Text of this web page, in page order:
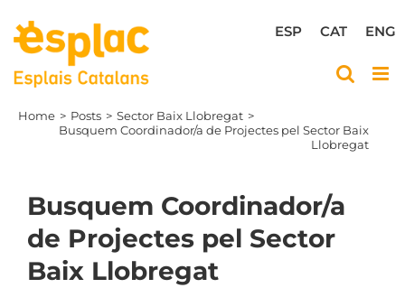
content
ENG
CAT
ESP
Home Posts
Sector Baix Llobregat
Busquem Coordinador/a de Projectes pel Sector Baix
Llobregat
Busquem Coordinador/a
de Projectes pel Sector
Baix Llobregat